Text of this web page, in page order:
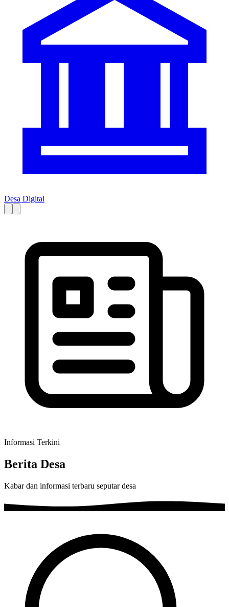
Desa Digital
Informasi Terkini
Berita Desa
Kabar dan informasi terbaru seputar desa